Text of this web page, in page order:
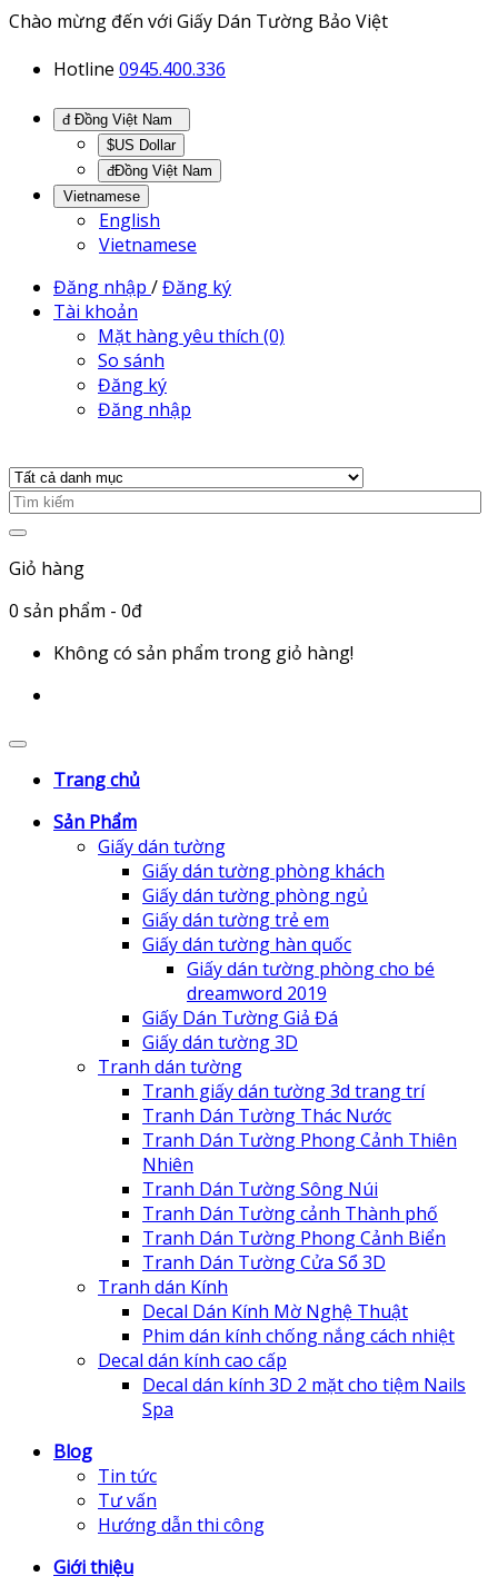
Chào mừng đến với Giấy Dán Tường Bảo Việt
Hotline 0945.400.336
$US Dollar
đĐồng Việt Nam
Vietnamese
English
Vietnamese
Đăng nhập /Đăng ký
Tài khoản
Mặt hàng yêu thích (0)
So sánh
Đăng ký
Đăng nhập
Giỏ hàng
0 sản phẩm - 0đ
Không có sản phẩm trong giỏ hàng!
Trang chủ
Sản Phẩm
Giấy dán tường
Giấy dán tường phòng khách
Giấy dán tường phòng ngủ
Giấy dán tường trẻ em
Giấy dán tường hàn quốc
Giấy dán tường phòng cho bé
dreamword 2019
Giấy Dán Tường Giả Đá
Giấy dán tường 3D
Tranh dán tường
Tranh giấy dán tường 3d trang trí
Tranh Dán Tường Thác Nước
Tranh Dán Tường Phong Cảnh Thiên
Nhiên
Tranh Dán Tường Sông Núi
Tranh Dán Tường cảnh Thành phố
Tranh Dán Tường Phong Cảnh Biển
Tranh Dán Tường Cửa Sổ 3D
Tranh dán Kính
Decal Dán Kính Mờ Nghệ Thuật
Phim dán kính chống nắng cách nhiệt
Decal dán kính cao cấp
Decal dán kính 3D 2 mặt cho tiệm Nails
Spa
Blog
Tin tức
Tư vấn
Hướng dẫn thi công
Giới thiệu